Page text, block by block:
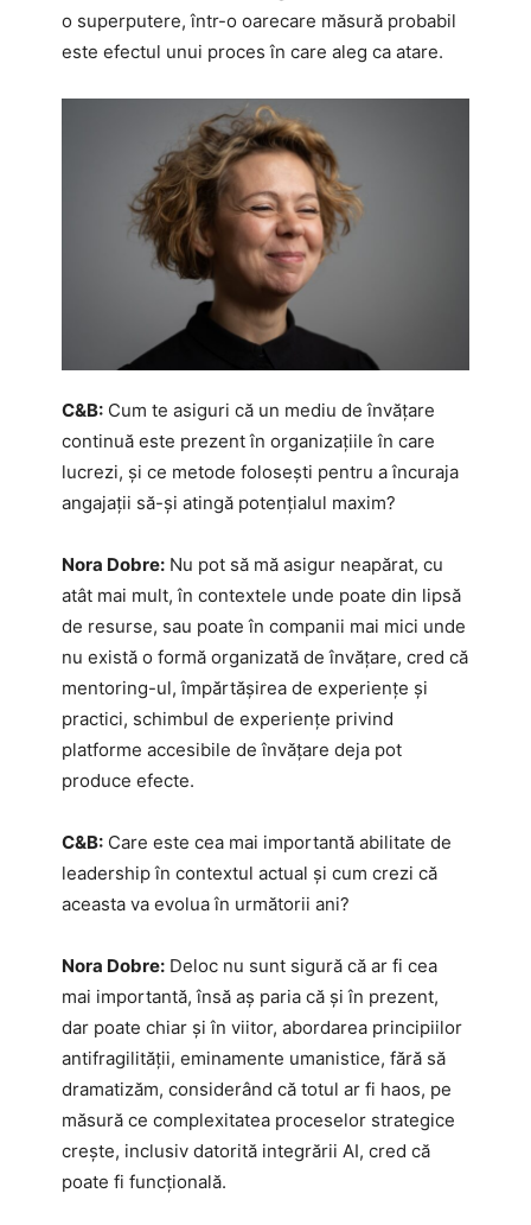
o superputere, într-o oarecare măsură probabil
este efectul unui proces în care aleg ca atare.
C&B: Cum te asiguri că un mediu de învățare
continuă este prezent în organizațiile în care
lucrezi, și ce metode folosești pentru a încuraja
angajații să-și atingă potențialul maxim?
Nora Dobre: Nu pot să mă asigur neapărat, cu
atât mai mult, în contextele unde poate din lipsă
de resurse, sau poate în companii mai mici unde
nu există o formă organizată de învățare, cred că
mentoring-ul, împărtășirea de experiențe și
practici, schimbul de experiențe privind
platforme accesibile de învățare deja pot
produce efecte.
C&B: Care este cea mai importantă abilitate de
leadership în contextul actual și cum crezi că
aceasta va evolua în următorii ani?
Nora Dobre: Deloc nu sunt sigură că ar fi cea
mai importantă, însă aș paria că și în prezent,
dar poate chiar și în viitor, abordarea principiilor
antifragilității, eminamente umanistice, fără să
dramatizăm, considerând că totul ar fi haos, pe
măsură ce complexitatea proceselor strategice
crește, inclusiv datorită integrării AI, cred că
poate fi funcțională.